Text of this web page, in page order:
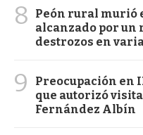
8
Peón rural murió
alcanzado por un
destrozos en
9
Preocupación en
que autorizó
Fernández Albín